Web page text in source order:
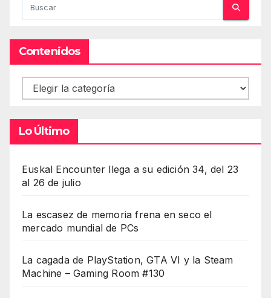
Contenidos
Contenidos
Lo Último
Euskal Encounter llega a su edición 34, del 23
al 26 de julio
La escasez de memoria frena en seco el
mercado mundial de PCs
La cagada de PlayStation, GTA VI y la Steam
Machine – Gaming Room #130